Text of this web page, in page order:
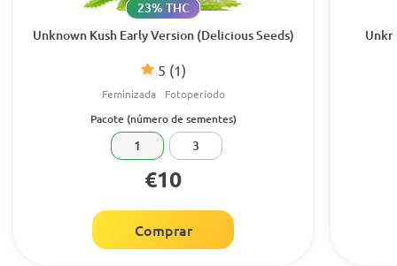
Unknown Kush Early Version (Delicious Seeds)
5 (1)
23% THC
Feminizada Fotoperíodo
Pacote (número de sementes)
1 3
€10
Comprar